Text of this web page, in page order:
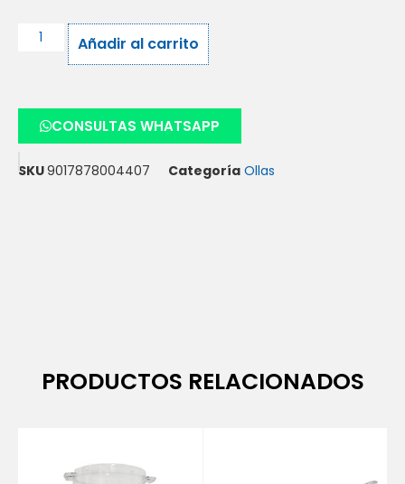
Añadir al carrito
CONSULTAS WHATSAPP
SKU9017878004407 Categoría Ollas
PRODUCTOS RELACIONADOS